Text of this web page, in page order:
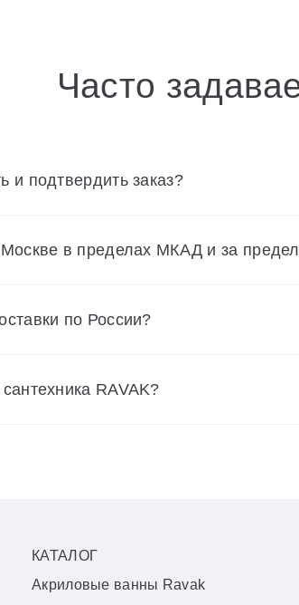
Часто
и подтвердить заказ?
Москве в пределах МКАД и за
по России?
RAVAK?
КАТАЛОГ
Акриловые ванны Ravak